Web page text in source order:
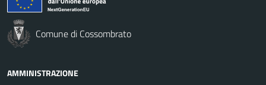
Comune di Cossombrato
AMMINISTRAZIONE